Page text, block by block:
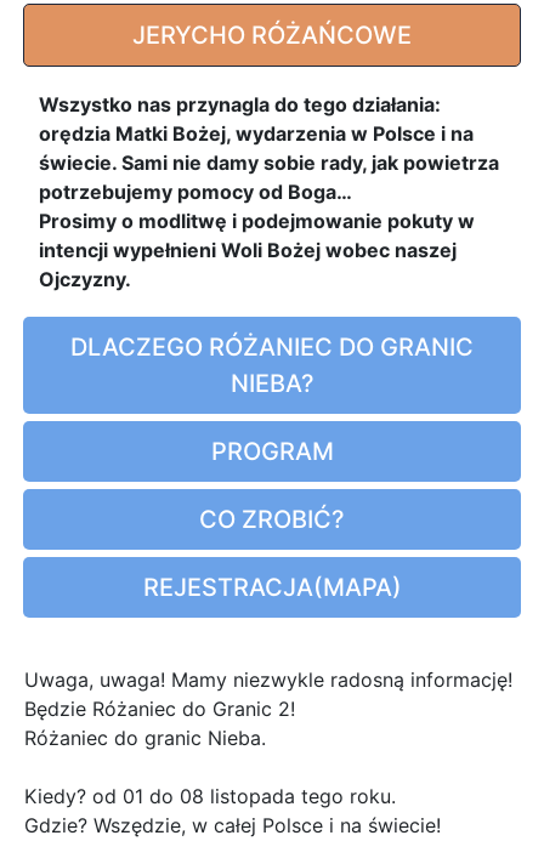
JERYCHO RÓŻAŃCOWE
Wszystko nas przynagla do tego działania:
orędzia Matki Bożej, wydarzenia w Polsce i na
świecie. Sami nie damy sobie rady, jak powietrza
potrzebujemy pomocy od Boga…
Prosimy o modlitwę i podejmowanie pokuty w
intencji wypełnieni Woli Bożej wobec naszej
Ojczyzny.
DLACZEGO RÓŻANIEC DO GRANIC
NIEBA?
PROGRAM
CO ZROBIĆ?
REJESTRACJA(MAPA)
Uwaga, uwaga! Mamy niezwykle radosną informację!
Będzie Różaniec do Granic 2!
Różaniec do granic Nieba.
Kiedy? od 01 do 08 listopada tego roku.
Gdzie? Wszędzie, w całej Polsce i na świecie!